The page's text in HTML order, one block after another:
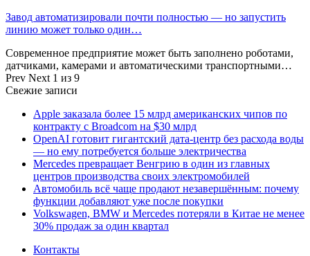
Завод автоматизировали почти полностью — но запустить
линию может только один…
Современное предприятие может быть заполнено роботами,
датчиками, камерами и автоматическими транспортными…
Prev Next 1 из 9
Свежие записи
Apple заказала более 15 млрд американских чипов по
контракту с Broadcom на $30 млрд
OpenAI готовит гигантский дата-центр без расхода воды
— но ему потребуется больше электричества
Mercedes превращает Венгрию в один из главных
центров производства своих электромобилей
Автомобиль всё чаще продают незавершённым: почему
функции добавляют уже после покупки
Volkswagen, BMW и Mercedes потеряли в Китае не менее
30% продаж за один квартал
Контакты